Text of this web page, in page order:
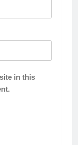
in this